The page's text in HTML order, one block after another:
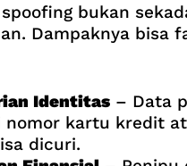
bukan
Dampaknya bisa
Identitas– Data
nomor kartu kredit
dicuri.